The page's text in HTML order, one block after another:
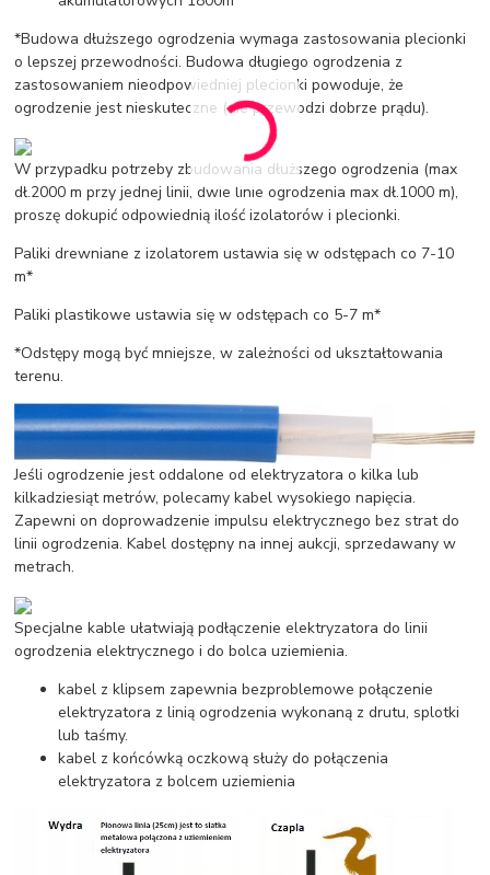
*Budowa dłuższego ogrodzenia wymaga zastosowania plecionki
o lepszej przewodności. Budowa długiego ogrodzenia z
zastosowaniem nieodpowiedniej plecionki powoduje, że
ogrodzenie jest nieskuteczne (nie przewodzi dobrze prądu).
W przypadku potrzeby zbudowania dłuższego ogrodzenia (max
dł.2000 m przy jednej linii, dwie linie ogrodzenia max dł.1000 m),
proszę dokupić odpowiednią ilość izolatorów i plecionki.
Paliki drewniane z izolatorem ustawia się w odstępach co 7-10
m*
Paliki plastikowe ustawia się w odstępach co 5-7 m*
*Odstępy mogą być mniejsze, w zależności od ukształtowania
terenu.
Jeśli ogrodzenie jest oddalone od elektryzatora o kilka lub
kilkadziesiąt metrów, polecamy kabel wysokiego napięcia.
Zapewni on doprowadzenie impulsu elektrycznego bez strat do
linii ogrodzenia. Kabel dostępny na innej aukcji, sprzedawany w
metrach.
Specjalne kable ułatwiają podłączenie elektryzatora do linii
ogrodzenia elektrycznego i do bolca uziemienia.
kabel z klipsem zapewnia bezproblemowe połączenie
elektryzatora z linią ogrodzenia wykonaną z drutu, splotki
lub taśmy.
kabel z końcówką oczkową służy do połączenia
elektryzatora z bolcem uziemienia